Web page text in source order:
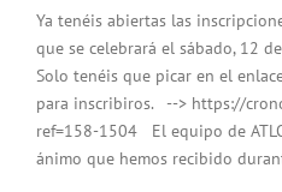
Ya tenéis abiertas las
que se celebrará el sábado, 12
Solo tenéis que picar en el
para inscribiros. --> https://
ref=158-1504 El equipo de
ánimo que hemos recibido